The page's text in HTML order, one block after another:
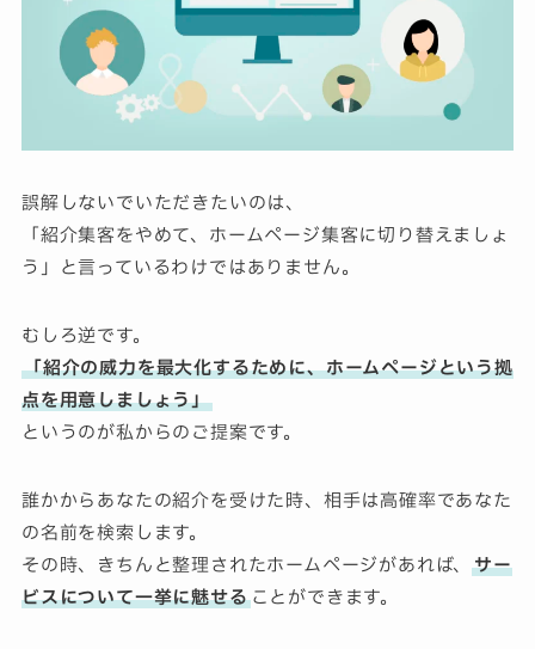
誤解しないでいただきたいのは、
「紹介集客をやめて、ホームページ集客に切り替えましょ
う」と言っているわけではありません。
むしろ逆です。
「紹介の威力を最大化するために、ホームページという拠
点を用意しましょう」
というのが私からのご提案です。
誰かからあなたの紹介を受けた時、相手は高確率であなた
の名前を検索します。
その時、きちんと整理されたホームページがあれば、サー
ビスについて一挙に魅せることができます。